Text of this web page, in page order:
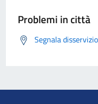
Problemi in città
Segnala disservizio